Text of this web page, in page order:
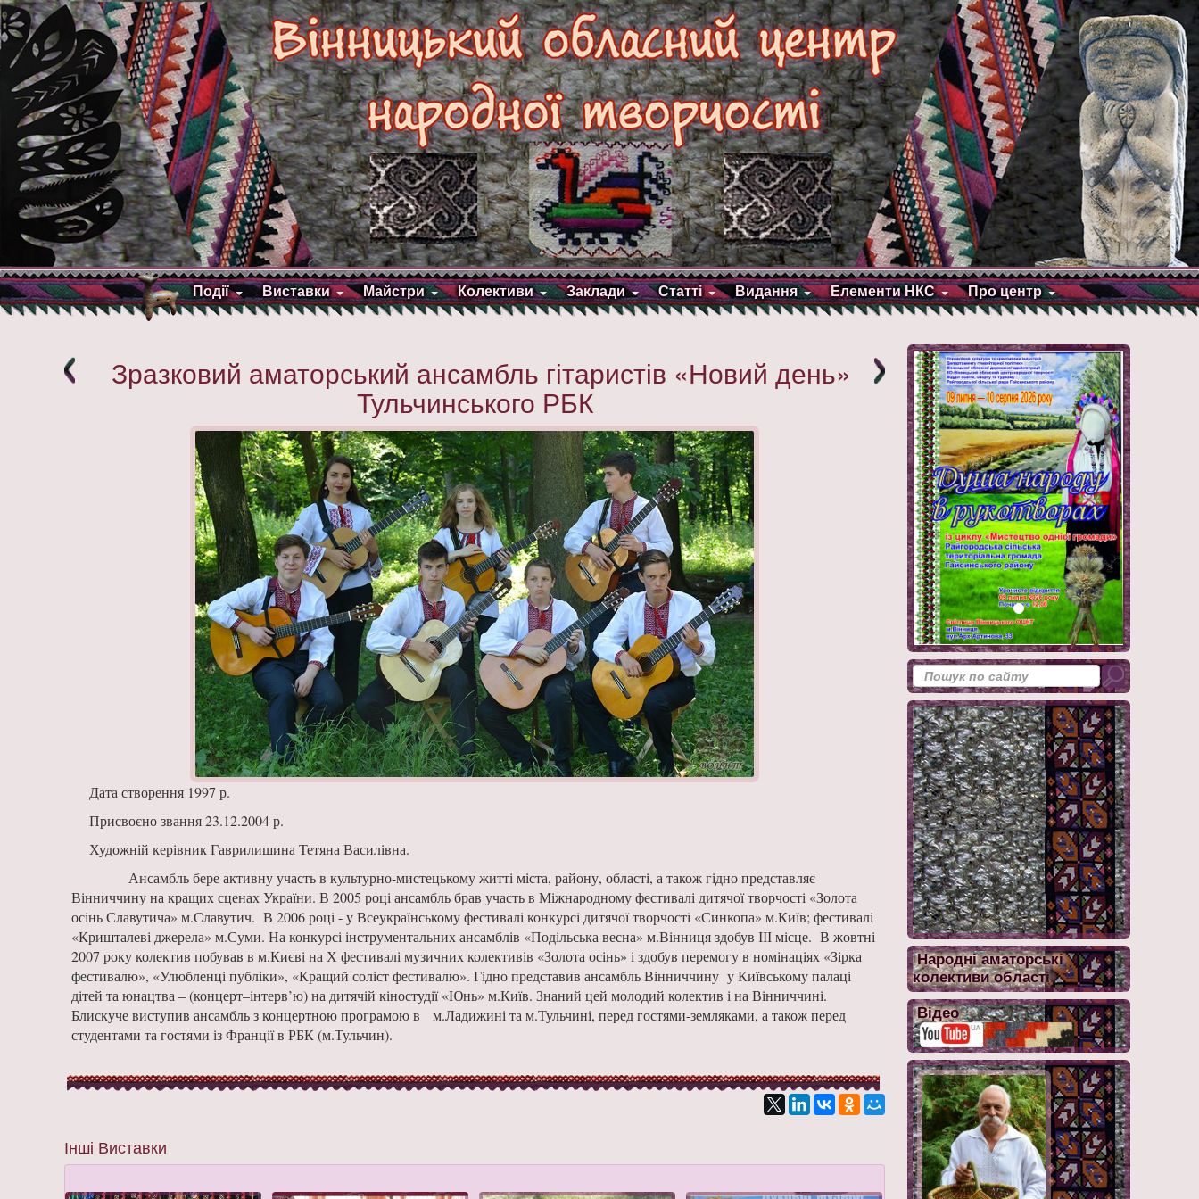
Події Виставки Майстри Колективи Заклади Статті Видання Елементи НКС Про центр
Народні аматорські
колективи області
Відео
Зразковий аматорський ансамбль гітаристів «Новий день»
Тульчинського РБК
Дата створення 1997 р.
Присвоєно звання 23.12.2004 р.
Художній керівник Гаврилишина Тетяна Василівна.
Ансамбль бере активну участь в культурно-мистецькому житті міста, району, області, а також гідно представляє
Вінниччину на кращих сценах України. В 2005 році ансамбль брав участь в Міжнародному фестивалі дитячої творчості «Золота
осінь Славутича» м.Славутич. В 2006 році - у Всеукраїнському фестивалі конкурсі дитячої творчості «Синкопа» м.Київ; фестивалі
«Кришталеві джерела» м.Суми. На конкурсі інструментальних ансамблів «Подільська весна» м.Вінниця здобув ІІІ місце. В жовтні
2007 року колектив побував в м.Києві на Х фестивалі музичних колективів «Золота осінь» і здобув перемогу в номінаціях «Зірка
фестивалю», «Улюбленці публіки», «Кращий соліст фестивалю». Гідно представив ансамбль Вінниччину у Київському палаці
дітей та юнацтва – (концерт–інтерв’ю) на дитячій кіностудії «Юнь» м.Київ. Знаний цей молодий колектив і на Вінниччині.
Блискуче виступив ансамбль з концертною програмою в м.Ладижині та м.Тульчині, перед гостями-земляками, а також перед
студентами та гостями із Франції в РБК (м.Тульчин).
Інші Виставки